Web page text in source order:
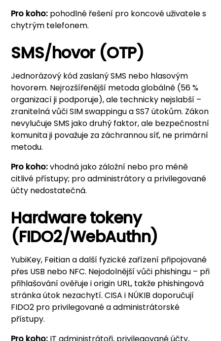
Pro koho: pohodlné řešení pro koncové uživatele s
chytrým telefonem.
SMS/hovor (OTP)
Jednorázový kód zaslaný SMS nebo hlasovým
hovorem. Nejrozšířenější metoda globálně (56 %
organizací ji podporuje), ale technicky nejslabší –
zranitelná vůči SIM swappingu a SS7 útokům. Zákon
nevylučuje SMS jako druhý faktor, ale bezpečnostní
komunita ji považuje za záchrannou síť, ne primární
metodu.
Pro koho:vhodná jako záložní nebo pro méně
citlivé přístupy; pro administrátory a privilegované
účty nedostatečná.
Hardware tokeny
(FIDO2/WebAuthn)
YubiKey, Feitian a další fyzické zařízení připojované
přes USB nebo NFC. Nejodolnější vůči phishingu – při
přihlašování ověřuje i origin URL, takže phishingová
stránka útok nezachytí. CISA i NÚKIB doporučují
FIDO2 pro privilegované a administrátorské
přístupy.